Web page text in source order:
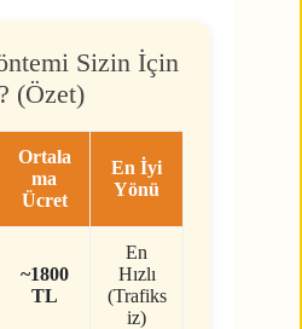
Sizin İçin
(Özet)
Ortala
ma
Ücret
En İyi
Yönü
~1800
TL
En
Hızlı
(Trafiks
iz)